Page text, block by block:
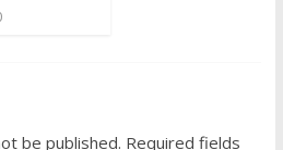
be published. Required fields